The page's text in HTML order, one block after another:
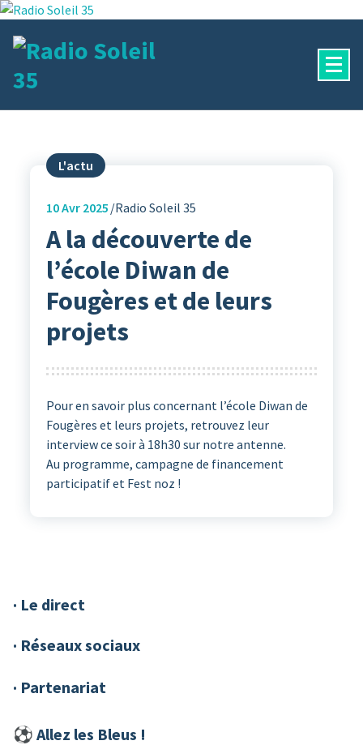
Aller
contenu
L'actu
10Avr 2025 Radio Soleil 35
A la découverte de
l’école Diwan de
Fougères et de leurs
projets
Pour en savoir plus concernant l’école Diwan de
Fougères et leurs projets, retrouvez leur
interview ce soir à 18h30 sur notre antenne.
Au programme, campagne de financement
participatif et Fest noz !
· Le direct
· Réseaux sociaux
· Partenariat
⚽︎ Allez les Bleus !